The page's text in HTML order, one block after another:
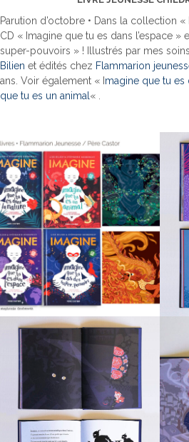
Parution d’octobre • Dans la collection
CD « Imagine que tu es dans l’espace »
super-pouvoirs » ! Illustrés par mes
Bilien et édités chez Flammarion
ans. Voir également « I magine que tu es
que tu es un animal« .